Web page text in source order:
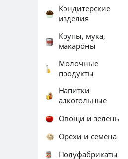
Кондитерские
изделия
Крупы, мука,
макароны
Молочные
продукты
Напитки
алкогольные
Овощи и зелень
Орехи и семена
Полуфабрикаты